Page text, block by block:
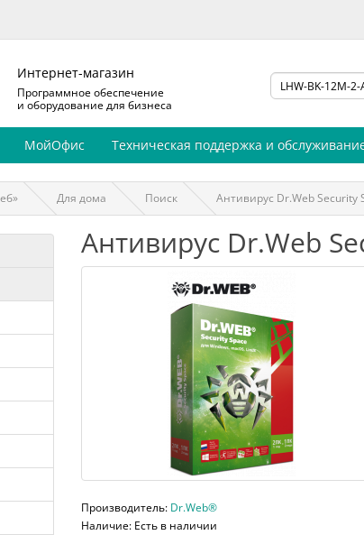
Интернет-магазин
Программное обеспечение
и оборудование для бизнеса
МойОфис Техническая поддержка и
Для дома Поиск Антивирус Dr.Web Security
Антивирус Dr.Web
Производитель: Dr.Web®
Наличие: Есть в наличии